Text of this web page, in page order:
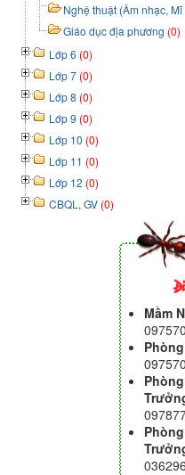
Nghệ thuật (Âm nhạc, Mĩ
Giáo dục địa phương (0)
Lớp 6 (0)
Lớp 7 (0)
Lớp 8 (0)
Lớp 9 (0)
Lớp 10 (0)
Lớp 11 (0)
Lớp 12 (0)
CBQL, GV (0)
Mầm